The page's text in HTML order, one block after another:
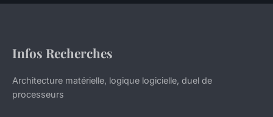
Infos Recherches
Architecture matérielle, logique logicielle, duel de
processeurs